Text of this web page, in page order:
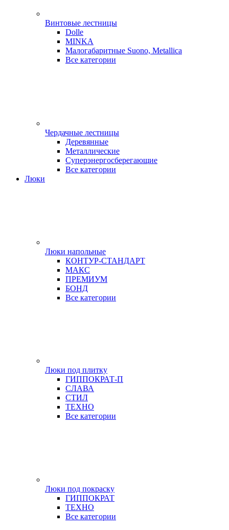
Винтовые лестницы
Dolle
MINKA
Малогабаритные Suono, Metallica
Все категории
Чердачные лестницы
Деревянные
Металлические
Суперэнергосберегающие
Все категории
Люки
Люки напольные
КОНТУР-СТАНДАРТ
МАКС
ПРЕМИУМ
БОНД
Все категории
Люки под плитку
ГИППОКРАТ-П
СЛАВА
СТИЛ
ТЕХНО
Все категории
Люки под покраску
ГИППОКРАТ
ТЕХНО
Все категории